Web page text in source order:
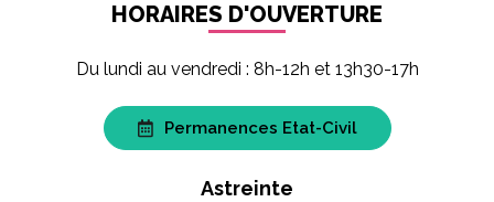
HORAIRES D'OUVERTURE
Du lundi au vendredi : 8h-12h et 13h30-17h
Permanences Etat-Civil
Astreinte